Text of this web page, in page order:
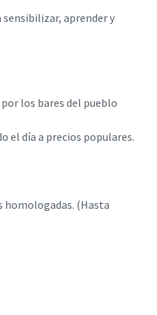
aprender y
los bares del pueblo
el día a precios populares.
homologadas. (Hasta